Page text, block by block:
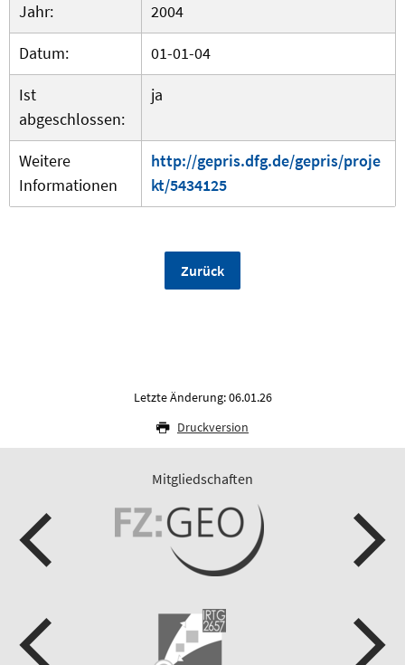
Jahr:
2004
Datum:
01-01-04
Ist
abgeschlossen:
ja
Weitere
Informationen
http://gepris.dfg.de/gepris/proje
kt/5434125
Zurück
Letzte Änderung: 06.01.26
Druckversion
Mitgliedschaften